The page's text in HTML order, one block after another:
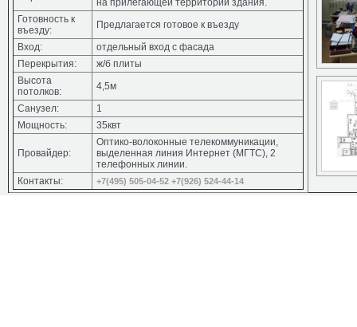
на прилегающей территории здания.
Готовность к
въезду:
Предлагается готовое к въезду
Вход:
отдельный вход с фасада
Перекрытия:
ж/б плиты
Высота
потолков:
4,5м
Санузел:
1
Мощность:
35квт
Провайдер:
Оптико-волоконные телекоммуникации,
выделенная линия Интернет (МГТС), 2
телефонных линии.
Контакты:
+7(495) 505-04-52 +7(926) 524-44-14